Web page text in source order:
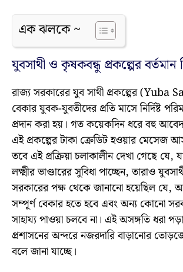
এক ঝলকে ~
যুবসাথী ও কৃষকবন্ধু প্রকল্পের বর্তমান
রাজ্য সরকারের যুব সাথী প্রকল্পের (Yuba
বেকার যুবক-যুবতীদের প্রতি মাসে নির্দিষ্ট
প্রদান করা হয়। গত কয়েকদিন ধরে বহু
এই প্রকল্পের টাকা ক্রেডিট হওয়ার
তবে এই প্রক্রিয়া চলাকালীন দেখা গেছে যে,
লক্ষ্মীর ভাণ্ডারের সুবিধা পাচ্ছেন, তারাও
সরকারের পক্ষ থেকে জানানো হয়েছিল যে,
সম্পূর্ণ বেকার হতে হবে এবং অন্য কোনো
সাহায্য পাওয়া চলবে না। এই অসঙ্গতি ধরা
প্রশাসনের অন্দরে নজরদারি বাড়ানোর
বলে জানা যাচ্ছে।